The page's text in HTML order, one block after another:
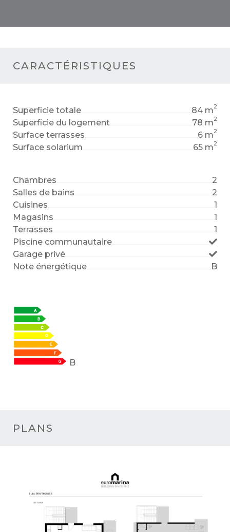
CARACTÉRISTIQUES
Superficie totale 84 m2
Superficie du logement 78 m2
Surface terrasses 6 m2
Surface solarium 65 m2
Chambres
2
Salles de bains
2
Cuisines
1
Magasins
1
Terrasses
1
Piscine communautaire
Garage privé
Note énergétique
B
B
PLANS